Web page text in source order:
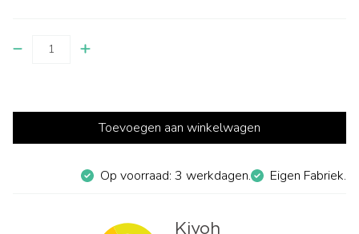
Toevoegen aan winkelwagen
Op voorraad: 3 werkdagen. Eigen Fabriek.